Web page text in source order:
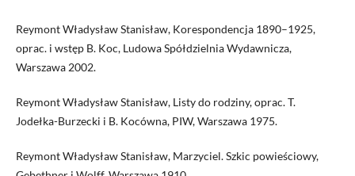
Reymont Władysław Stanisław, Korespondencja 1890–1925,
oprac. i wstęp B. Koc, Ludowa Spółdzielnia Wydawnicza,
Warszawa 2002.
Reymont Władysław Stanisław, Listy do rodziny, oprac. T.
Jodełka-Burzecki i B. Kocówna, PIW, Warszawa 1975.
Reymont Władysław Stanisław, Marzyciel. Szkic powieściowy,